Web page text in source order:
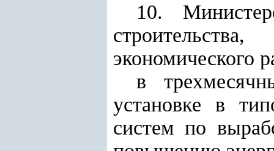
10.
экономического
в
установке в
систем по